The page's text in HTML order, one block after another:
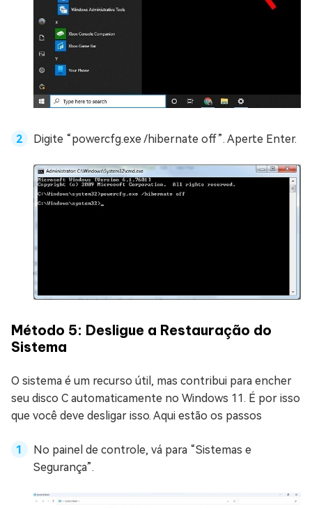
Digite “powercfg.exe /hibernate off”. Aperte Enter.
Método 5: Desligue a Restauração do
Sistema
O sistema é um recurso útil, mas contribui para encher
seu disco C automaticamente no Windows 11. É por isso
que você deve desligar isso. Aqui estão os passos
No painel de controle, vá para “Sistemas e
Segurança”.